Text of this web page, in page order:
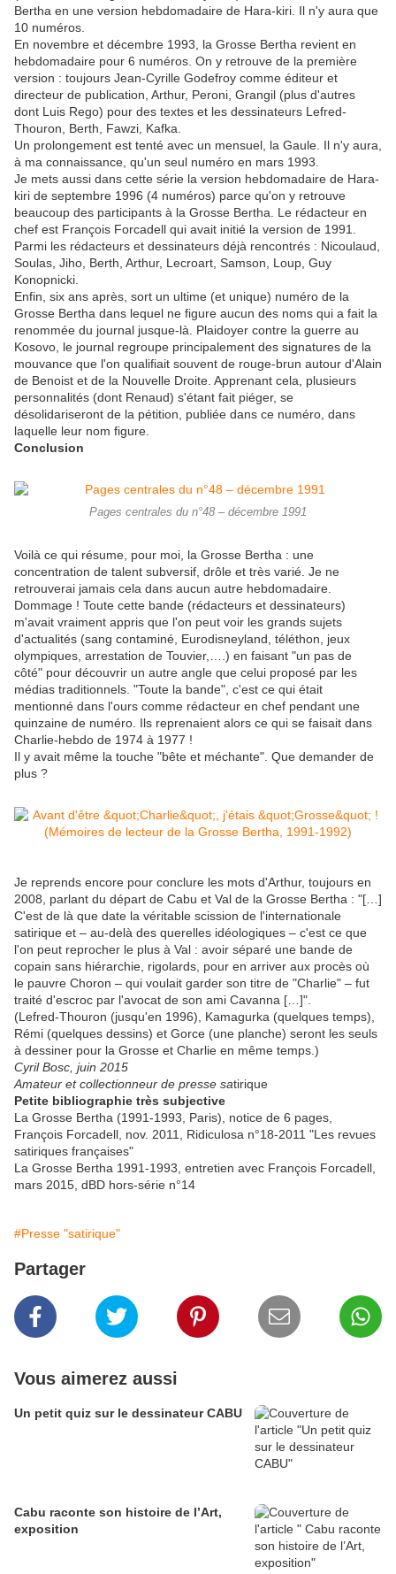
Bertha en une version hebdomadaire de Hara-kiri. Il n'y aura que
10 numéros.
En novembre et décembre 1993, la Grosse Bertha revient en
hebdomadaire pour 6 numéros. On y retrouve de la première
version : toujours Jean-Cyrille Godefroy comme éditeur et
directeur de publication, Arthur, Peroni, Grangil (plus d'autres
dont Luis Rego) pour des textes et les dessinateurs Lefred-
Thouron, Berth, Fawzi, Kafka.
Un prolongement est tenté avec un mensuel, la Gaule. Il n'y aura,
à ma connaissance, qu'un seul numéro en mars 1993.
Je mets aussi dans cette série la version hebdomadaire de Hara-
kiri de septembre 1996 (4 numéros) parce qu'on y retrouve
beaucoup des participants à la Grosse Bertha. Le rédacteur en
chef est François Forcadell qui avait initié la version de 1991.
Parmi les rédacteurs et dessinateurs déjà rencontrés : Nicoulaud,
Soulas, Jiho, Berth, Arthur, Lecroart, Samson, Loup, Guy
Konopnicki.
Enfin, six ans après, sort un ultime (et unique) numéro de la
Grosse Bertha dans lequel ne figure aucun des noms qui a fait la
renommée du journal jusque-là. Plaidoyer contre la guerre au
Kosovo, le journal regroupe principalement des signatures de la
mouvance que l'on qualifiait souvent de rouge-brun autour d'Alain
de Benoist et de la Nouvelle Droite. Apprenant cela, plusieurs
personnalités (dont Renaud) s'étant fait piéger, se
désolidariseront de la pétition, publiée dans ce numéro, dans
laquelle leur nom figure.
Conclusion
Pages centrales du n°48 – décembre 1991
Voilà ce qui résume, pour moi, la Grosse Bertha : une
concentration de talent subversif, drôle et très varié. Je ne
retrouverai jamais cela dans aucun autre hebdomadaire.
Dommage ! Toute cette bande (rédacteurs et dessinateurs)
m'avait vraiment appris que l'on peut voir les grands sujets
d'actualités (sang contaminé, Eurodisneyland, téléthon, jeux
olympiques, arrestation de Touvier,….) en faisant "un pas de
côté" pour découvrir un autre angle que celui proposé par les
médias traditionnels. "Toute la bande", c'est ce qui était
mentionné dans l'ours comme rédacteur en chef pendant une
quinzaine de numéro. Ils reprenaient alors ce qui se faisait dans
Charlie-hebdo de 1974 à 1977 !
Il y avait même la touche "bête et méchante". Que demander de
plus ?
Je reprends encore pour conclure les mots d'Arthur, toujours en
2008, parlant du départ de Cabu et Val de la Grosse Bertha : "[…]
C'est de là que date la véritable scission de l'internationale
satirique et – au-delà des querelles idéologiques – c'est ce que
l'on peut reprocher le plus à Val : avoir séparé une bande de
copain sans hiérarchie, rigolards, pour en arriver aux procès où
le pauvre Choron – qui voulait garder son titre de "Charlie" – fut
traité d'escroc par l'avocat de son ami Cavanna […]".
(Lefred-Thouron (jusqu'en 1996), Kamagurka (quelques temps),
Rémi (quelques dessins) et Gorce (une planche) seront les seuls
à dessiner pour la Grosse et Charlie en même temps.)
Cyril Bosc, juin 2015
Amateur et collectionneur de presse satirique
Petite bibliographie très subjective
La Grosse Bertha (1991-1993, Paris), notice de 6 pages,
François Forcadell, nov. 2011, Ridiculosa n°18-2011 "Les revues
satiriques françaises"
La Grosse Bertha 1991-1993, entretien avec François Forcadell,
mars 2015, dBD hors-série n°14
#Presse "satirique"
Partager
Vous aimerez aussi
Un petit quiz sur le dessinateur CABU
Cabu raconte son histoire de l’Art,
exposition